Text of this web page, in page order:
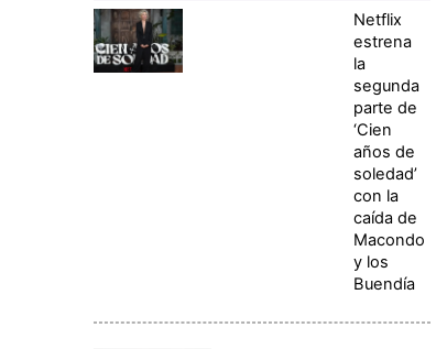
Netflix
estrena
la
segunda
parte de
‘Cien
años de
soledad’
con la
caída de
Macondo
y los
Buendía